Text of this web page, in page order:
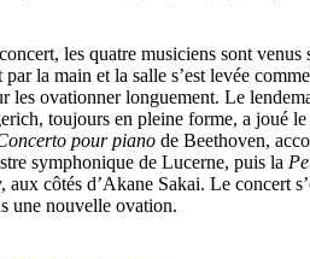
les quatre musiciens sont venus
par la main et la salle s’est levée
les ovationner longuement. Le
toujours en pleine forme, a joué le
pour piano de Beethoven,
symphonique de Lucerne, puis la
aux côtés d’Akane Sakai. Le concert
une nouvelle ovation.